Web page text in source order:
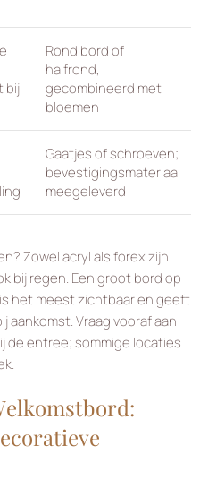
bij
Rond bord of
halfrond,
gecombineerd met
bloemen
Gaatjes of schroeven;
bevestigingsmateriaal
meegeleverd
Zowel acryl als forex zijn
bij regen. Een groot bord op
het meest zichtbaar en geeft
aankomst. Vraag vooraf aan
de entree; sommige locaties